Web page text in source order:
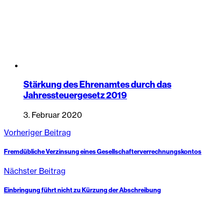
Stärkung des Ehrenamtes durch das
Jahressteuergesetz 2019
3. Februar 2020
Vorheriger Beitrag
Fremdübliche Verzinsung eines Gesellschafterverrechnungskontos
Nächster Beitrag
Einbringung führt nicht zu Kürzung der Abschreibung